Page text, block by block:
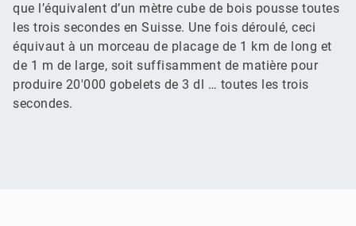
que l’équivalent d’un mètre cube de bois pousse toutes
les trois secondes en Suisse. Une fois déroulé, ceci
équivaut à un morceau de placage de 1 km de long et
de 1 m de large, soit suffisamment de matière pour
produire 20'000 gobelets de 3 dl … toutes les trois
secondes.